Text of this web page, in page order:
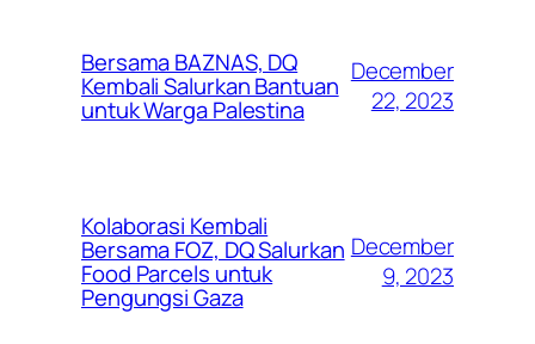
Bersama BAZNAS, DQ
Kembali Salurkan Bantuan
untuk Warga Palestina
December
22, 2023
Kolaborasi Kembali
Bersama FOZ, DQ Salurkan
Food Parcels untuk
Pengungsi Gaza
December
9, 2023